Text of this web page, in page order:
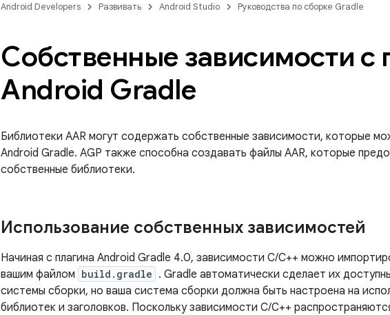
Android Developers Развивать Android Studio Руководства по сборке Gradle
Собственные зависимости с
Android Gradle
Библиотеки AAR могут содержать собственные зависимости, которые
Android Gradle. AGP также способна создавать файлы AAR, которые
собственные библиотеки.
Использование собственных зависимостей
Начиная с плагина Android Gradle 4.0, зависимости C/C++ можно
вашим файлом build.gradle . Gradle автоматически сделает их
системы сборки, но ваша система сборки должна быть настроена на
библиотек и заголовков. Поскольку зависимости C/C++